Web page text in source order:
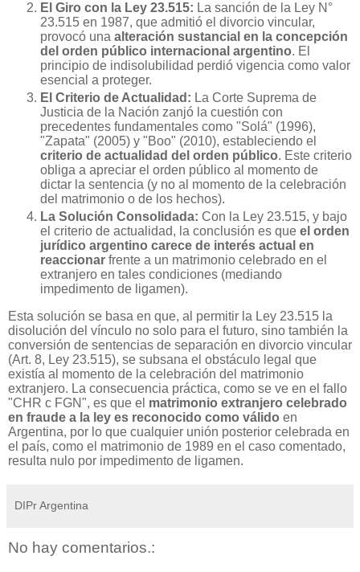
El Giro con la Ley 23.515: La sanción de la Ley N°
23.515 en 1987, que admitió el divorcio vincular,
provocó una alteración sustancial en la concepción
del orden público internacional argentino. El
principio de indisolubilidad perdió vigencia como valor
esencial a proteger.
El Criterio de Actualidad: La Corte Suprema de
Justicia de la Nación zanjó la cuestión con
precedentes fundamentales como "Solá" (1996),
"Zapata" (2005) y "Boo" (2010), estableciendo el
criterio de actualidad del orden público. Este criterio
obliga a apreciar el orden público al momento de
dictar la sentencia (y no al momento de la celebración
del matrimonio o de los hechos).
La Solución Consolidada: Con la Ley 23.515, y bajo
el criterio de actualidad, la conclusión es que el orden
jurídico argentino carece de interés actual en
reaccionar frente a un matrimonio celebrado en el
extranjero en tales condiciones (mediando
impedimento de ligamen).
Esta solución se basa en que, al permitir la Ley 23.515 la
disolución del vínculo no solo para el futuro, sino también la
conversión de sentencias de separación en divorcio vincular
(Art. 8, Ley 23.515), se subsana el obstáculo legal que
existía al momento de la celebración del matrimonio
extranjero. La consecuencia práctica, como se ve en el fallo
"CHR c FGN", es que el matrimonio extranjero celebrado
en fraude a la ley es reconocido como válido en
Argentina, por lo que cualquier unión posterior celebrada en
el país, como el matrimonio de 1989 en el caso comentado,
resulta nulo por impedimento de ligamen.
DIPr Argentina
No hay comentarios.: